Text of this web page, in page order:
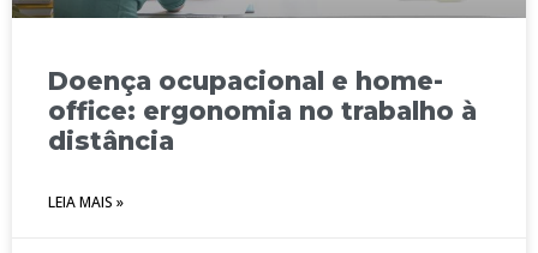
Doença ocupacional e home-
office: ergonomia no trabalho à
distância
LEIA MAIS »